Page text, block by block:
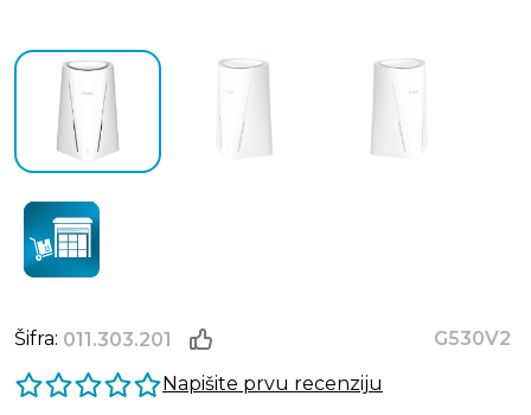
Šifra: 011.303.201
G530V2
Napišite prvu recenziju